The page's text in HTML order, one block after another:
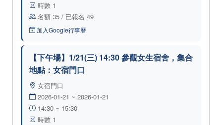
時數 1
名額 35 / 已報名 49
加入Google行事曆
【下午場】1/21(三) 14:30 參觀女生宿舍，集合
地點：女宿門口
女宿門口
2026-01-21 ~ 2026-01-21
14:30 ~ 15:30
時數 1